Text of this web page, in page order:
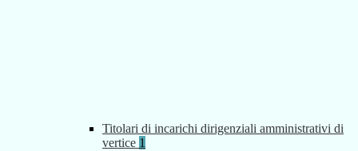
Titolari di incarichi dirigenziali amministrativi di
vertice 1